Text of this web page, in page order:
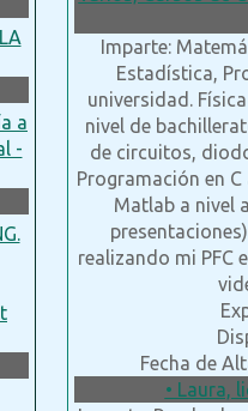
a
-
Imparte:
Estadística,
universidad.
nivel de
de circuitos,
Programación en
Matlab a nivel
realizando mi PFC
Fecha de
• Laura,